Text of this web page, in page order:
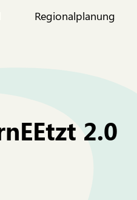
Regionalplanung
2.0